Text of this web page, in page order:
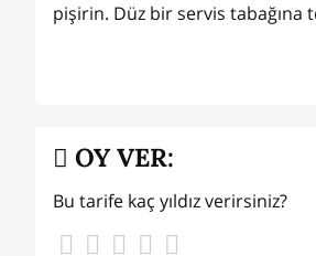
pişirin. Düz bir servis tabağına
OY VER:
Bu tarife kaç yıldız verirsiniz?